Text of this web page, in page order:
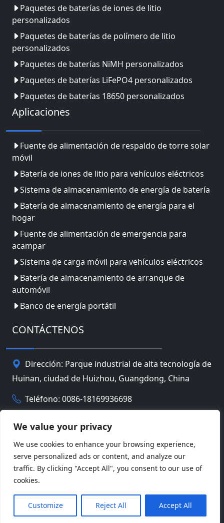
We value your privacy
We use cookies to enhance your browsing experience,
serve personalized ads or content, and analyze our
traffic. By clicking "Accept All", you consent to our use of
cookies.
Customize Reject All Accept All
Paquetes de baterías de iones de litio
personalizados
Paquetes de baterías de polímero de litio
personalizados
Paquetes de baterías NiMH personalizados
Paquetes de baterías LiFePO4 personalizados
Paquetes de baterías 18650 personalizados
Aplicaciones
Fuente de alimentación de respaldo de torre solar
móvil
Batería de iones de litio para vehículos eléctricos
Sistema de almacenamiento de energía de batería
Batería de almacenamiento de energía para el
hogar
Fuente de alimentación de emergencia para
acampar
Sistema de carga móvil para vehículos eléctricos
Batería de almacenamiento de arranque de
automóvil
Banco de energía portátil
CONTÁCTENOS
Dirección: Parque industrial de alta tecnología de
Huinan, ciudad de Huizhou, Guangdong, China
Teléfono: 0086-18169936698
Email: info@jbbatterychina.com
Política de privacidad
© Derechos de autor 2026 Tecnología limitada de la
derechos.
LinkedInWhatsAppCompartir